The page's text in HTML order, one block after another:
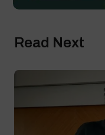
Read Next